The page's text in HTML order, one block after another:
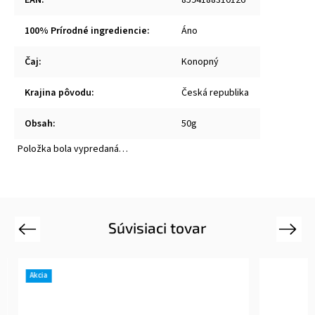
100% Prírodné ingrediencie: Áno
Čaj: Konopný
Krajina pôvodu: Česká republika
Obsah:
50g
Položka bola vypredaná…
Súvisiaci tovar
Previous
Akcia
Next